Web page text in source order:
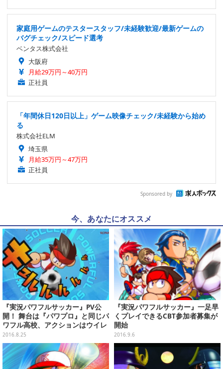
家庭用ゲームのテスタースタッフ/未経験歓迎/最新ゲームの
バグチェック/スピード選考
ベンタス株式会社
大阪府
月給29万円～40万円
正社員
「年間休日120日以上」ゲーム映像チェック/未経験から始め
る
株式会社ELM
埼玉県
月給35万円～47万円
正社員
Sponsored by
今、あなたにオススメ
『実況パワフルサッカー』PV公
開！ 舞台は『パワプロ』と同じパ
ワフル高校、アクションはウイレ
レエンジンをベースに
2016.8.25
『実況パワフルサッカー』一足早
くプレイできるCBT参加者募集が
開始
2016.9.6